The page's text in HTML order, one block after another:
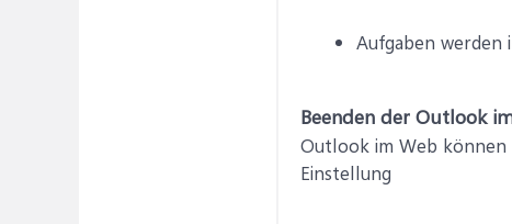
Aufgaben werden
Beenden der Outlook
Outlook im Web können
Einstellung